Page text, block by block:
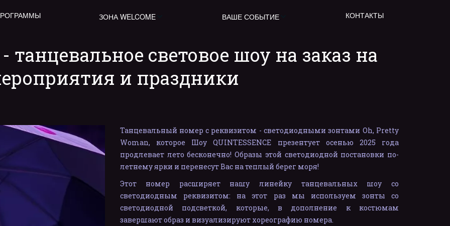
ЗОНА WELCOME ВАШЕ СОБЫТИЕ КОНТАКТЫ
танцевальное световое шоу на заказ на
и праздники
Танцевальный номер с реквизитом - светодиодными зонтами Oh, Pretty
Woman, которое Шоу QUINTESSENCE презентует осенью 2025 года
продлевает лето бесконечно! Образы этой светодиодной постановки по-
летнему ярки и перенесут Вас на теплый берег моря!
Этот номер расширяет нашу линейку танцевальных шоу со
светодиодным реквизитом: на этот раз мы используем зонты со
светодиодной подсветкой, которые, в дополнение к костюмам
завершают образ и визуализируют хореографию номера.